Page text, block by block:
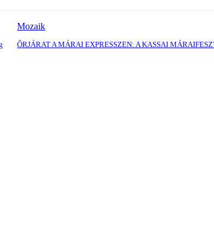
Mozaik
ŐRJÁRAT A MÁRAI EXPRESSZEN: A KASSAI